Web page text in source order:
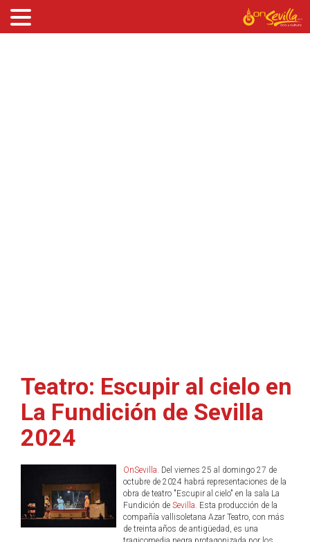
Teatro: Escupir al cielo en
La Fundición de Sevilla
2024
OnSevilla. Del viernes 25 al domingo 27 de
octubre de 2024 habrá representaciones de la
obra de teatro "Escupir al cielo" en la sala La
Fundición de Sevilla. Esta producción de la
compañía vallisoletana Azar Teatro, con más
de treinta años de antigüedad, es una